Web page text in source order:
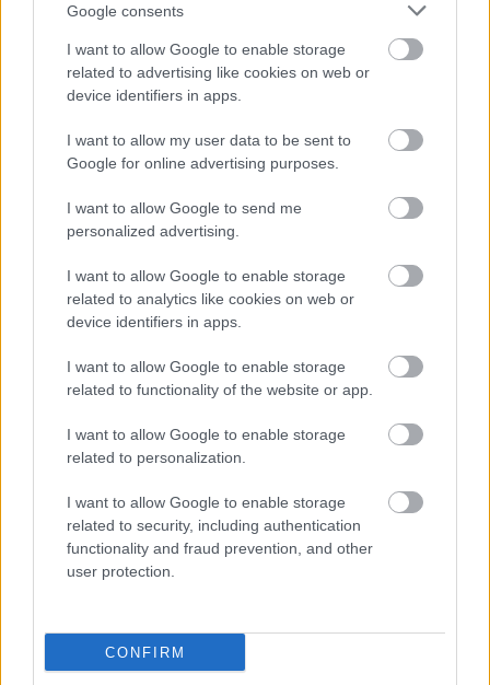
Google consents
I want to allow Google to enable storage
related to advertising like cookies on web or
device identifiers in apps.
I want to allow my user data to be sent to
Google for online advertising purposes.
I want to allow Google to send me
personalized advertising.
I want to allow Google to enable storage
related to analytics like cookies on web or
device identifiers in apps.
I want to allow Google to enable storage
related to functionality of the website or app.
I want to allow Google to enable storage
related to personalization.
I want to allow Google to enable storage
related to security, including authentication
functionality and fraud prevention, and other
user protection.
CONFIRM
Megosztás
Küldés
Itt állíthatod be, hogy a Google
glamour.hu cikkeit